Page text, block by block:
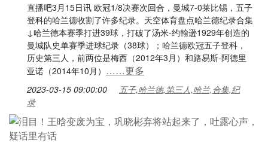
直播吧3月15日讯 欧冠1/8决赛次回合，曼城7-0莱比锡，五子
登科的哈兰德收割了许多纪录。天空体育盘点哈兰德纪录合集
↓哈兰德本赛季打进39球，打破了汤米-约翰逊1929年创造的
曼城队史单赛季进球纪录（38球）；哈兰德欧冠五子登科，
历史第三人，前两位是梅西（2012年3月）和路易斯-阿德里
亚诺（2014年10月） ……更多
2023-03-15 09:00:00
五子,哈兰德,第三人,哈兰,合集,纪
录